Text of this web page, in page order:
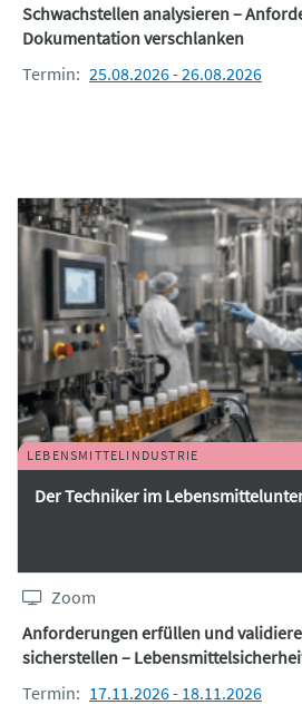
Schwachstellen analysieren –
Dokumentation verschlanken
Termin: 25.08.2026 - 26.08.2026
LEBENSMITTELINDUSTRIE
Der Techniker im
Zoom
Anforderungen erfüllen und
sicherstellen –
Termin: 17.11.2026 - 18.11.2026